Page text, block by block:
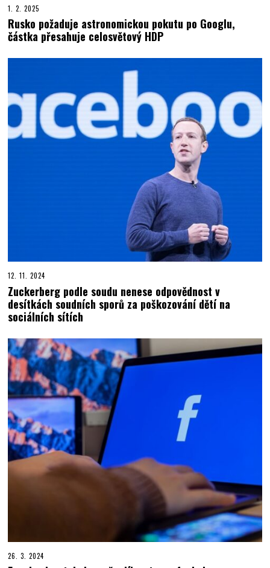
1. 2. 2025
Rusko požaduje astronomickou pokutu po Googlu,
částka přesahuje celosvětový HDP
12. 11. 2024
Zuckerberg podle soudu nenese odpovědnost v
desítkách soudních sporů za poškozování dětí na
sociálních sítích
26. 3. 2024